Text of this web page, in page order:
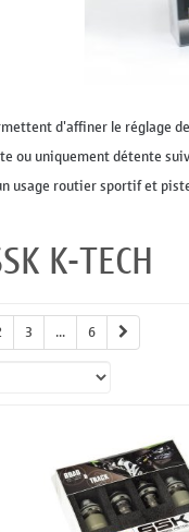
d'affiner le
ou uniquement détente
usage routier sportif et
K-TECH
3 ... 6